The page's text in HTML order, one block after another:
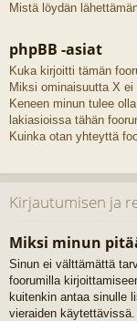
Mistä löydän
phpBB -asiat
Kuka kirjoitti tämän
Miksi ominaisuutta X
Keneen minun tulee
lakiasioissa tähän
Kuinka otan yhteyttä
Kirjautumisen ja
Miksi minun
Sinun ei välttämättä
foorumilla
kuitenkin antaa sinulle
vieraiden